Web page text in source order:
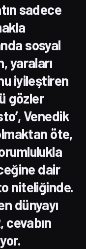
sadece
sosyal
yaraları
iyileştiren
gözler
Venedik
öte,
dair
niteliğinde.
dünyayı